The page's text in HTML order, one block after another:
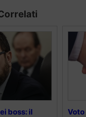
boss: il